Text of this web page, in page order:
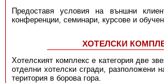
Предоставя условия на външни
конференции, семинари, курсове и
ХОТЕЛСКИ
Хотелският комплекс е категория две
отделни хотелски сгради, разположени
територия в борова гора.